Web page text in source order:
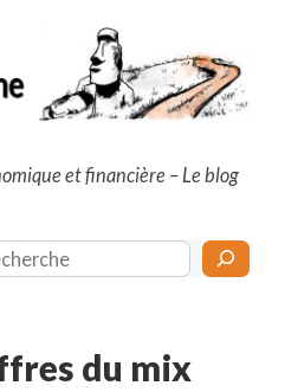
et financière – Le blog
du mix